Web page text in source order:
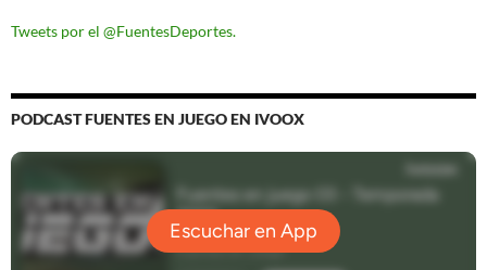
Tweets por el @FuentesDeportes.
PODCAST FUENTES EN JUEGO EN IVOOX